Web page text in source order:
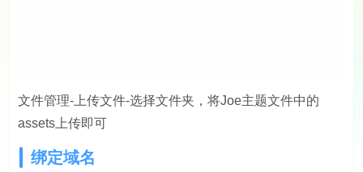
文件管理-上传文件-选择文件夹，将Joe主题文件中的
assets上传即可
绑定域名